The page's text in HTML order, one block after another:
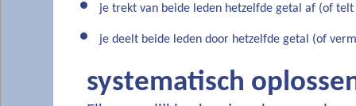
je trekt van beide leden hetzelfde getal af (of
je deelt beide leden door hetzelfde getal (of
systematisch